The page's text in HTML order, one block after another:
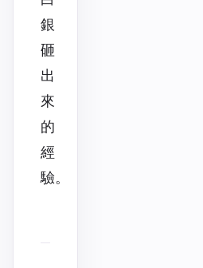
銀
砸
出
來
的
經
驗。